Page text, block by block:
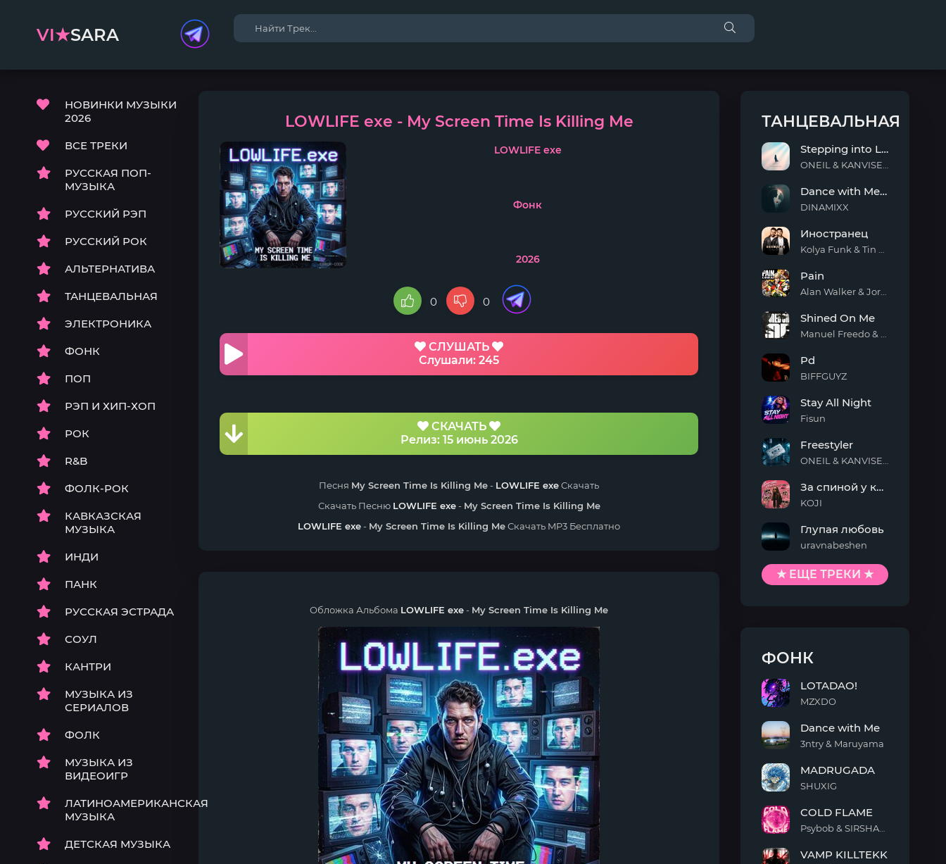
VI★SARA
НОВИНКИ МУЗЫКИ
2026
ВСЕ ТРЕКИ
РУССКАЯ ПОП-
МУЗЫКА
РУССКИЙ РЭП
РУССКИЙ РОК
АЛЬТЕРНАТИВА
ТАНЦЕВАЛЬНАЯ
ЭЛЕКТРОНИКА
ФОНК
ПОП
РЭП И ХИП-ХОП
РОК
R&B
ФОЛК-РОК
КАВКАЗСКАЯ
МУЗЫКА
ИНДИ
ПАНК
РУССКАЯ ЭСТРАДА
СОУЛ
КАНТРИ
МУЗЫКА ИЗ
СЕРИАЛОВ
ФОЛК
МУЗЫКА ИЗ
ВИДЕОИГР
ЛАТИНОАМЕРИКАНСКАЯ
МУЗЫКА
ДЕТСКАЯ МУЗЫКА
LOWLIFE exe - My Screen Time Is Killing Me
LOWLIFE exe
Фонк
2026
0 0
СЛУШАТЬ
Слушали: 245
СКАЧАТЬ
Релиз: 15 июнь 2026
Песня My Screen Time Is Killing Me- LOWLIFE exeСкачать
Скачать Песню LOWLIFE exe- My Screen Time Is Killing Me
LOWLIFE exe- My Screen Time Is Killing MeСкачать MP3 Бесплатно
Обложка Альбома LOWLIFE exe- My Screen Time Is Killing Me
ТАНЦЕВАЛЬНАЯ
into
Light
Stepping into Light
with
Me
Dance with Me Tonight
DINAMIXX
Иностранец
Pain
On
Me
Shined On Me
Pd
BIFFGUYZ
All
Night
Stay All Night
Fisun
Freestyler
спиной
у
За спиной у кисы
KOJI
любовь
Глупая любовь
uravnabeshen
★ ЕЩЕ ТРЕКИ ★
ФОНК
LOTADAO!
MZXDO
with
Me
Dance with Me
3ntry & Maruyama
MADRUGADA
SHUXIG
FLAME
COLD FLAME
VAMP KILLTEKK